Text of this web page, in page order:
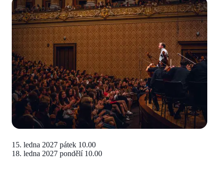
15. ledna 2027 pátek 10.00
18. ledna 2027 pondělí 10.00